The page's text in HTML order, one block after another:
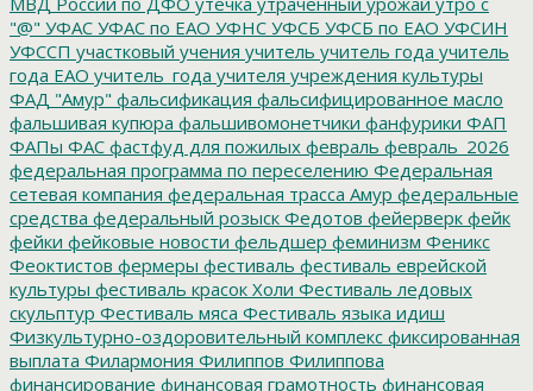
"@" УФАС УФАС по ЕАО УФНС УФСБ УФСБ по ЕАО УФСИН
УФССП участковый учения учитель учитель года учитель
года ЕАО учитель_года учителя учреждения культуры
ФАД "Амур" фальсификация фальсифицированное масло
фальшивая купюра фальшивомонетчики фанфурики ФАП
ФАПы ФАС фастфуд для пожилых февраль февраль_2026
федеральная программа по переселению Федеральная
сетевая компания федеральная трасса Амур федеральные
средства федеральный розыск Федотов фейерверк фейк
фейки фейковые новости фельдшер феминизм Феникс
Феоктистов фермеры фестиваль фестиваль еврейской
культуры фестиваль красок Холи Фестиваль ледовых
скульптур Фестиваль мяса Фестиваль языка идиш
Физкультурно-оздоровительный комплекс фиксированная
выплата Филармония Филиппов Филиппова
финансирование финансовая грамотность финансовая